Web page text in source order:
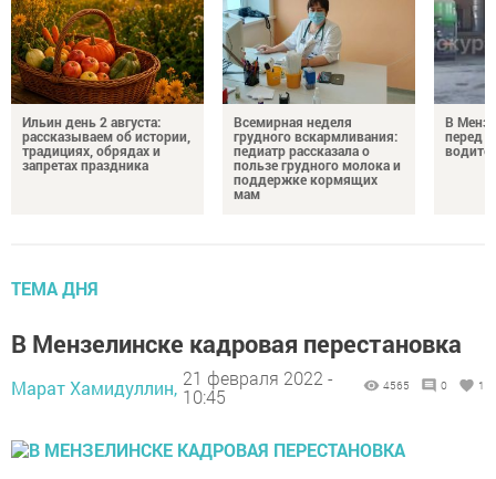
Ильин день 2 августа:
рассказываем об истории,
традициях, обрядах и
запретах праздника
Всемирная неделя
грудного вскармливания:
педиатр рассказала о
пользе грудного молока и
поддержке кормящих
мам
В
перед
ТЕМА ДНЯ
В Мензелинске кадровая перестановка
Марат Хамидуллин, 21 февраля 2022 -
10:45
4565 0 1